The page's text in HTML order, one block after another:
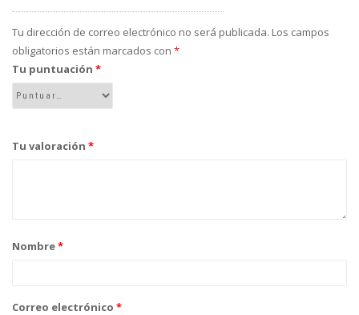
Tu dirección de correo electrónico no será publicada. Los campos
obligatorios están marcados con *
Tu puntuación *
Tu valoración *
Nombre*
Correo electrónico *